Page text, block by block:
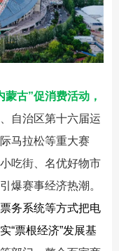
古”促消费活动，
自治区第十六届运
马拉松等重大赛
吃街、名优好物市
爆赛事经济热潮。
务系统等方式把电
“票根经济”发展基